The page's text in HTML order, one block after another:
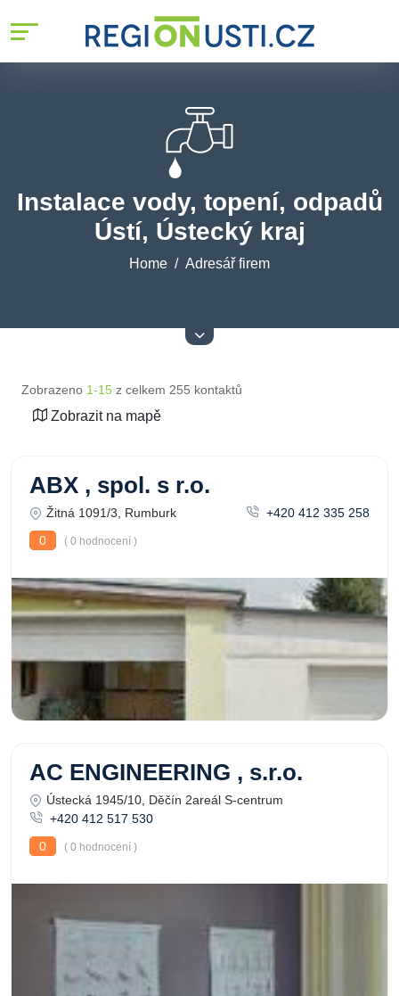
Instalace vody, topení, odpadů
Ústí, Ústecký kraj
Home Adresář firem
Zobrazeno 1-15 z celkem 255 kontaktů
Zobrazit na mapě
ABX , spol. s r.o.
Žitná 1091/3, Rumburk
+420 412 335 258
0
( 0 hodnocení )
AC ENGINEERING , s.r.o.
Ústecká 1945/10, Děčín 2areál S-centrum
+420 412 517 530
0
( 0 hodnocení )